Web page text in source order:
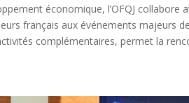
économique, l’OFQJ collabore
français aux événements majeurs
complémentaires, permet la